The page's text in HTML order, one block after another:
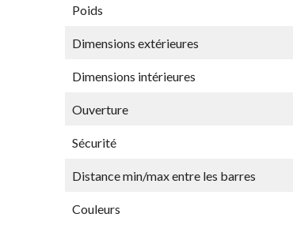
Poids
Dimensions extérieures
Dimensions intérieures
Ouverture
Sécurité
Distance min/max entre les barres
Couleurs